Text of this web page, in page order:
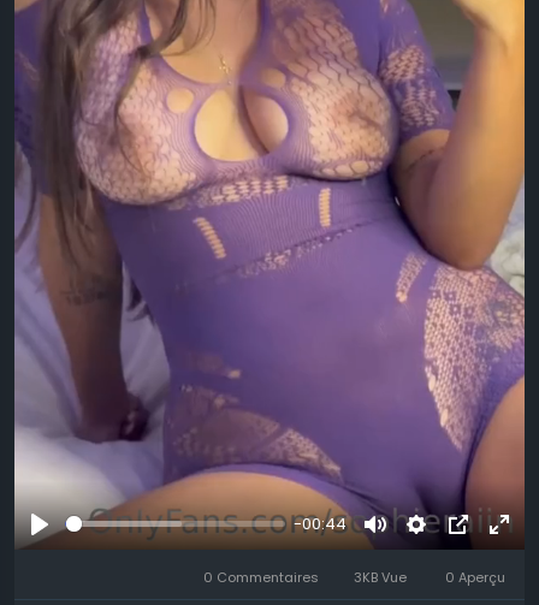
Se
-00:44
MuetSettings
Image
dans
Plein
0 Commentaires 3KB Vue 0 Aperçu